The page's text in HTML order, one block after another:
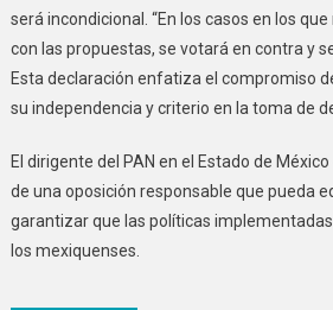
será incondicional. “En los casos en los
con las propuestas, se votará en contra y
Esta declaración enfatiza el compromiso
su independencia y criterio en la toma de
El dirigente del PAN en el Estado de
de una oposición responsable que pueda
garantizar que las políticas
los mexiquenses.